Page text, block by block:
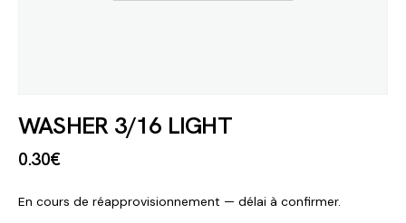
WASHER 3/16 LIGHT
0.30€
En cours de réapprovisionnement — délai à confirmer.